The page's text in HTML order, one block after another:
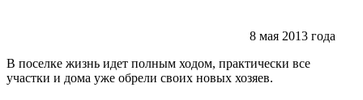
8 мая 2013 года
В поселке жизнь идет полным ходом, практически все
участки и дома уже обрели своих новых хозяев.